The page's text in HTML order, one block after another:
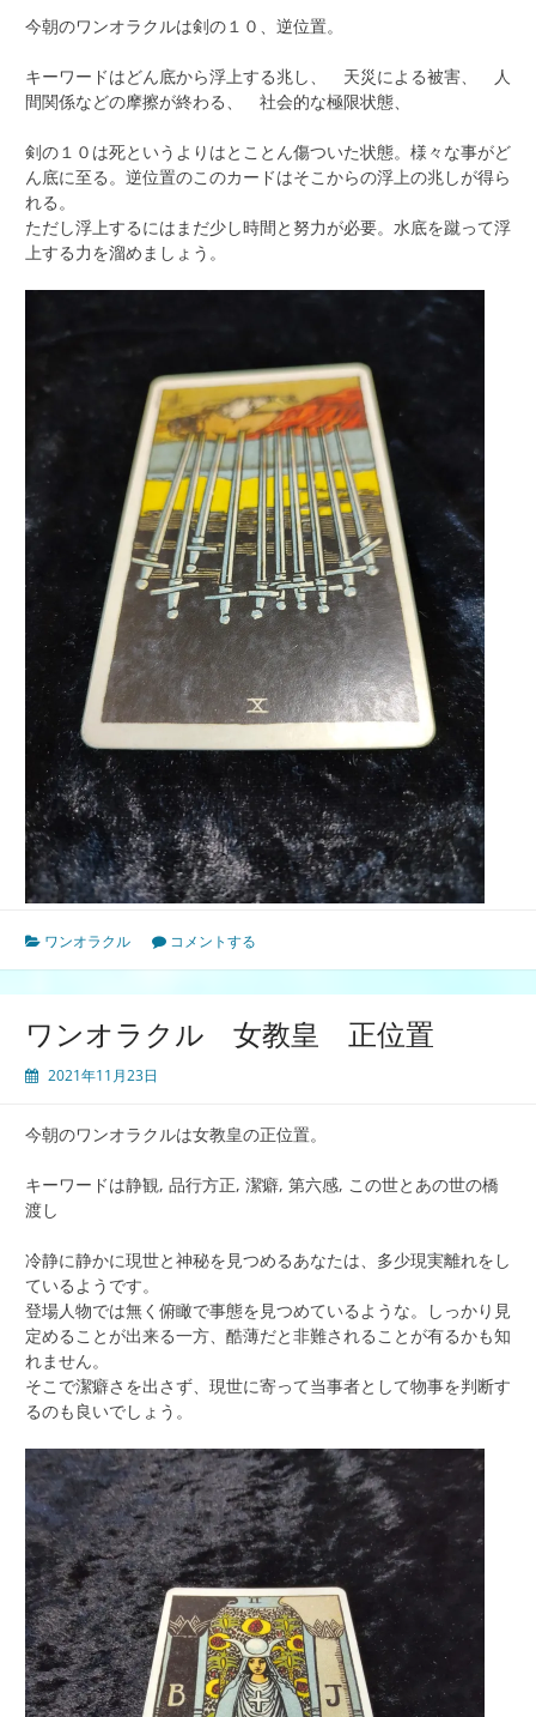
今朝のワンオラクルは剣の１０、逆位置。
キーワードはどん底から浮上する兆し、 天災による被害、 人
間関係などの摩擦が終わる、 社会的な極限状態、
剣の１０は死というよりはとことん傷ついた状態。様々な事がど
ん底に至る。逆位置のこのカードはそこからの浮上の兆しが得ら
れる。
ただし浮上するにはまだ少し時間と努力が必要。水底を蹴って浮
上する力を溜めましょう。
ワンオラクル コメントする
ワンオラクル 女教皇 正位置
2021年11月23日
今朝のワンオラクルは女教皇の正位置。
キーワードは静観, 品行方正, 潔癖, 第六感, この世とあの世の橋
渡し
冷静に静かに現世と神秘を見つめるあなたは、多少現実離れをし
ているようです。
登場人物では無く俯瞰で事態を見つめているような。しっかり見
定めることが出来る一方、酷薄だと非難されることが有るかも知
れません。
そこで潔癖さを出さず、現世に寄って当事者として物事を判断す
るのも良いでしょう。